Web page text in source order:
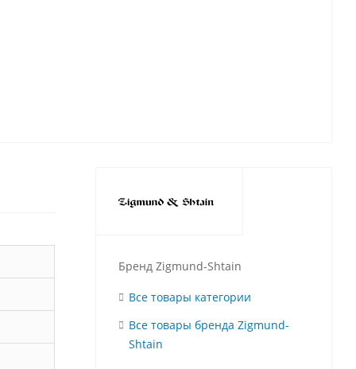
Бренд Zigmund-Shtain
Все товары категории
Все товары бренда Zigmund-
Shtain